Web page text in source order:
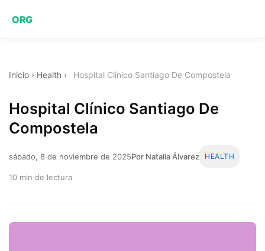
ORG
Inicio › Health › Hospital Clínico Santiago De Compostela
Hospital Clínico Santiago De
Compostela
sábado, 8 de noviembre de 2025Por Natalia Álvarez HEALTH
10 min de lectura